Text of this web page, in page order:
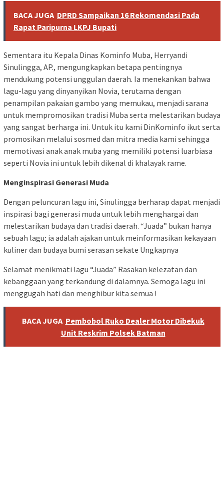
BACA JUGA DPRD Sampaikan 16 Rekomendasi Pada
Rapat Paripurna LKPJ Bupati
Sementara itu Kepala Dinas Kominfo Muba, Herryandi
Sinulingga, AP., mengungkapkan betapa pentingnya
mendukung potensi unggulan daerah. Ia menekankan bahwa
lagu-lagu yang dinyanyikan Novia, terutama dengan
penampilan pakaian gambo yang memukau, menjadi sarana
untuk mempromosikan tradisi Muba serta melestarikan budaya
yang sangat berharga ini. Untuk itu kami DinKominfo ikut serta
promosikan melalui sosmed dan mitra media kami sehingga
memotivasi anak anak muba yang memiliki potensi luarbiasa
seperti Novia ini untuk lebih dikenal di khalayak rame.
Menginspirasi Generasi Muda
Dengan peluncuran lagu ini, Sinulingga berharap dapat menjadi
inspirasi bagi generasi muda untuk lebih menghargai dan
melestarikan budaya dan tradisi daerah. “Juada” bukan hanya
sebuah lagu; ia adalah ajakan untuk meinformasikan kekayaan
kuliner dan budaya bumi serasan sekate Ungkapnya
Selamat menikmati lagu “Juada” Rasakan kelezatan dan
kebanggaan yang terkandung di dalamnya. Semoga lagu ini
menggugah hati dan menghibur kita semua !
BACA JUGA Pembobol Ruko Dealer Motor Dibekuk
Unit Reskrim Polsek Batman